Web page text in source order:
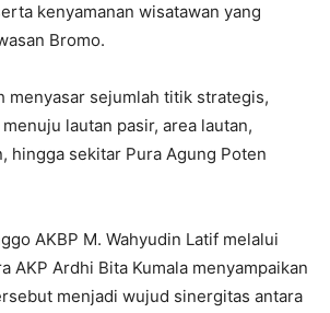
kenyamanan wisatawan yang
Bromo.
menyasar sejumlah titik strategis,
lautan pasir, area lautan,
hingga sekitar Pura Agung Poten
AKBP M. Wahyudin Latif melalui
AKP Ardhi Bita Kumala menyampaikan
menjadi wujud sinergitas antara